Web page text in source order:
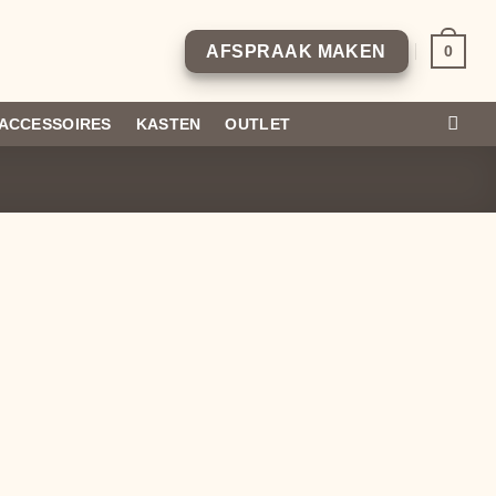
AFSPRAAK MAKEN 0
ACCESSOIRES KASTEN OUTLET